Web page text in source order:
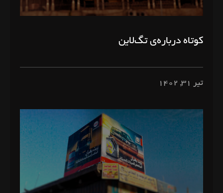
کوتاه درباره‌ی تگ‌لاین
تیر ۳۱, ۱۴۰۲